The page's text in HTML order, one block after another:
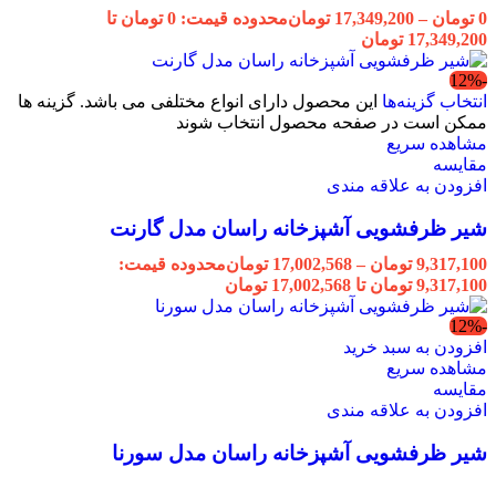
0 تومان –
17,349,200 تومان
محدوده قیمت: 0 تومان تا
17,349,200 تومان
-12%
انتخاب گزینه‌ها این محصول دارای انواع مختلفی می باشد. گزینه ها
ممکن است در صفحه محصول انتخاب شوند
مشاهده سریع
مقایسه
افزودن به علاقه مندی
شیر ظرفشویی آشپزخانه راسان مدل گارنت
9,317,100 تومان –
17,002,568 تومانمحدوده قیمت:
9,317,100 تومان تا 17,002,568 تومان
-12%
افزودن به سبد خرید
مشاهده سریع
مقایسه
افزودن به علاقه مندی
شیر ظرفشویی آشپزخانه راسان مدل سورنا